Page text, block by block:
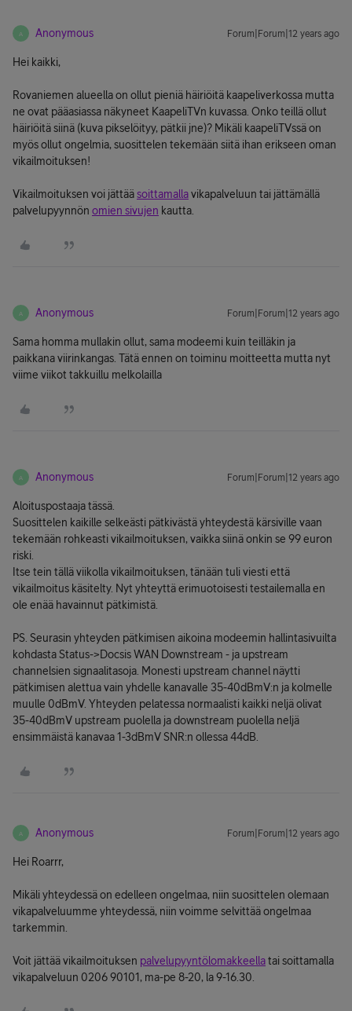
A Anonymous Forum|Forum|12 years ago
Hei kaikki,
Rovaniemen alueella on ollut pieniä häiriöitä kaapeliverkossa mutta
ne ovat pääasiassa näkyneet KaapeliTVn kuvassa. Onko teillä ollut
häiriöitä siinä (kuva pikselöityy, pätkii jne)? Mikäli kaapeliTVssä on
myös ollut ongelmia, suosittelen tekemään siitä ihan erikseen oman
vikailmoituksen!
Vikailmoituksen voi jättääsoittamallavikapalveluun tai jättämällä
palvelupyynnön omien sivujen kautta.
A Anonymous Forum|Forum|12 years ago
Sama homma mullakin ollut, sama modeemi kuin teilläkin ja
paikkana viirinkangas. Tätä ennen on toiminu moitteetta mutta nyt
viime viikot takkuillu melkolailla
A Anonymous Forum|Forum|12 years ago
Aloituspostaaja tässä.
Suosittelen kaikille selkeästi pätkivästä yhteydestä kärsiville vaan
tekemään rohkeasti vikailmoituksen, vaikka siinä onkin se 99 euron
riski.
Itse tein tällä viikolla vikailmoituksen, tänään tuli viesti että
vikailmoitus käsitelty. Nyt yhteyttä erimuotoisesti testailemalla en
ole enää havainnut pätkimistä.
PS. Seurasin yhteyden pätkimisen aikoina modeemin hallintasivuilta
kohdasta Status->Docsis WAN Downstream - ja upstream
channelsien signaalitasoja. Monesti upstream channel näytti
pätkimisen alettua vain yhdelle kanavalle 35-40dBmV:n ja kolmelle
muulle 0dBmV. Yhteyden pelatessa normaalisti kaikki neljä olivat
35-40dBmV upstream puolella ja downstream puolella neljä
ensimmäistä kanavaa 1-3dBmV SNR:n ollessa 44dB.
A Anonymous Forum|Forum|12 years ago
Hei Roarrr,
Mikäli yhteydessä on edelleen ongelmaa, niin suosittelen olemaan
vikapalveluumme yhteydessä, niin voimme selvittää ongelmaa
tarkemmin.
Voit jättää vikailmoituksen palvelupyyntölomakkeellatai soittamalla
vikapalveluun 0206 90101, ma-pe 8-20, la 9-16.30.